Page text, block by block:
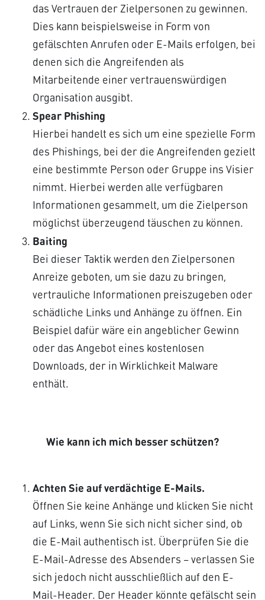
das Vertrauen der Zielpersonen zu gewinnen.
Dies kann beispielsweise in Form von
gefälschten Anrufen oder E-Mails erfolgen, bei
denen sich die Angreifenden als
Mitarbeitende einer vertrauenswürdigen
Organisation ausgibt.
Spear Phishing
Hierbei handelt es sich um eine spezielle Form
des Phishings, bei der die Angreifenden gezielt
eine bestimmte Person oder Gruppe ins Visier
nimmt. Hierbei werden alle verfügbaren
Informationen gesammelt, um die Zielperson
möglichst überzeugend täuschen zu können.
Baiting
Bei dieser Taktik werden den Zielpersonen
Anreize geboten, um sie dazu zu bringen,
vertrauliche Informationen preiszugeben oder
schädliche Links und Anhänge zu öffnen. Ein
Beispiel dafür wäre ein angeblicher Gewinn
oder das Angebot eines kostenlosen
Downloads, der in Wirklichkeit Malware
enthält.
Wie kann ich mich besser schützen?
Achten Sie auf verdächtige E-Mails.
Öffnen Sie keine Anhänge und klicken Sie nicht
auf Links, wenn Sie sich nicht sicher sind, ob
die E-Mail authentisch ist. Überprüfen Sie die
E-Mail-Adresse des Absenders – verlassen Sie
sich jedoch nicht ausschließlich auf den E-
Mail-Header. Der Header könnte gefälscht sein